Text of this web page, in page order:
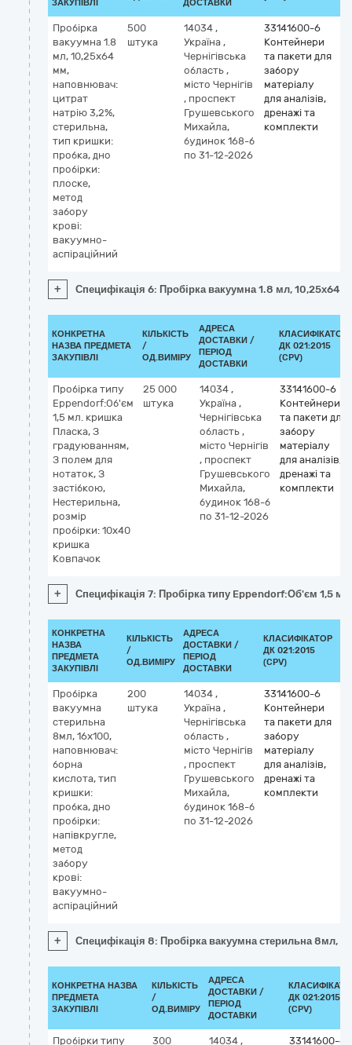
ЗАКУПІВЛІ
ДОСТАВКИ
Пробірка
вакуумна 1.8
мл, 10,25х64
мм,
наповнювач:
цитрат
натрію 3,2%,
стерильна,
тип кришки:
пробка, дно
пробірки:
плоске,
метод
забору
крові:
вакуумно-
аспіраційний
500
штука
14034 ,
Україна ,
Чернігівська
область ,
місто Чернігів
, проспект
Грушевського
Михайла,
будинок 168-б
по 31-12-2026
33141600-6
Контейнери
та пакети для
забору
матеріалу
для аналізів,
дренажі та
комплекти
+ Специфікація 6: Пробірка вакуумна 1.8 мл, 10,25х64
КОНКРЕТНА
НАЗВА ПРЕДМЕТА
ЗАКУПІВЛІ
КІЛЬКІСТЬ
/
ОД.ВИМІРУ
АДРЕСА
ДОСТАВКИ /
ПЕРІОД
ДОСТАВКИ
КЛАСИФІКАТОР
ДК 021:2015
(CPV)
Пробірка типу
Eppendorf:Об'єм
1,5 мл. кришка
Пласка, З
градуюванням,
З полем для
нотаток, З
застібкою,
Нестерильна,
розмір
пробірки: 10x40
кришка
Ковпачок
25 000
штука
14034 ,
Україна ,
Чернігівська
область ,
місто Чернігів
, проспект
Грушевського
Михайла,
будинок 168-б
по 31-12-2026
33141600-6
Контейнери
та пакети для
забору
матеріалу
для аналізів,
дренажі та
комплекти
+ Специфікація 7: Пробірка типу Eppendorf:Об'єм 1,5
КОНКРЕТНА
НАЗВА
ПРЕДМЕТА
ЗАКУПІВЛІ
КІЛЬКІСТЬ
/
ОД.ВИМІРУ
АДРЕСА
ДОСТАВКИ /
ПЕРІОД
ДОСТАВКИ
КЛАСИФІКАТОР
ДК 021:2015
(CPV)
Пробірка
вакуумна
стерильна
8мл, 16х100,
наповнювач:
борна
кислота, тип
кришки:
пробка, дно
пробірки:
напівкругле,
метод
забору
крові:
вакуумно-
аспіраційний
200
штука
14034 ,
Україна ,
Чернігівська
область ,
місто Чернігів
, проспект
Грушевського
Михайла,
будинок 168-б
по 31-12-2026
33141600-6
Контейнери
та пакети для
забору
матеріалу
для аналізів,
дренажі та
комплекти
+ Специфікація 8: Пробірка вакуумна стерильна 8мл,
КОНКРЕТНА НАЗВА
ПРЕДМЕТА
ЗАКУПІВЛІ
КІЛЬКІСТЬ
/
ОД.ВИМІРУ
АДРЕСА
ДОСТАВКИ /
ПЕРІОД
ДОСТАВКИ
ДК 021:2015
(CPV)
Пробірки типу 300 14034 , 33141600-6